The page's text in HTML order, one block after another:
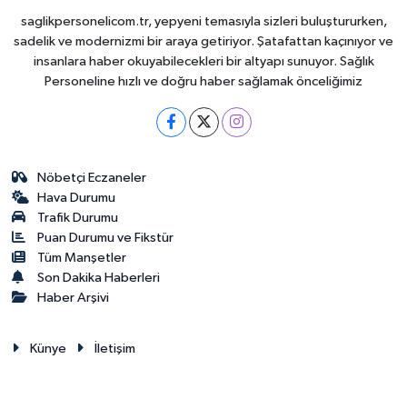
saglikpersonelicom.tr, yepyeni temasıyla sizleri buluştururken,
sadelik ve modernizmi bir araya getiriyor. Şatafattan kaçınıyor ve
insanlara haber okuyabilecekleri bir altyapı sunuyor. Sağlık
Personeline hızlı ve doğru haber sağlamak önceliğimiz
Nöbetçi Eczaneler
Hava Durumu
Trafik Durumu
Puan Durumu ve Fikstür
Tüm Manşetler
Son Dakika Haberleri
Haber Arşivi
Künye İletişim